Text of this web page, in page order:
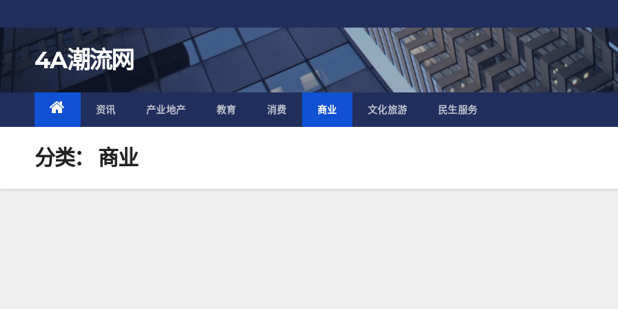
至
内
容
4A潮流网
资讯 产业地产 教育 消费 商业 文化旅游 民生服务
分类： 商业